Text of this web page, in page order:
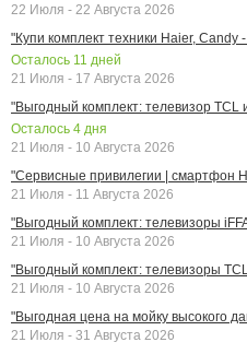
22 Июля - 22 Августа 2026
"Купи комплект техники Haier, Candy
Осталось 11 дней
21 Июля - 17 Августа 2026
"Выгодный комплект: телевизор TCL
Осталось 4 дня
21 Июля - 10 Августа 2026
"Сервисные привилегии | смартфон
21 Июля - 11 Августа 2026
"Выгодный комплект: телевизоры
21 Июля - 10 Августа 2026
"Выгодный комплект: телевизоры
21 Июля - 10 Августа 2026
"Выгодная цена на мойку высокого
21 Июля - 31 Августа 2026